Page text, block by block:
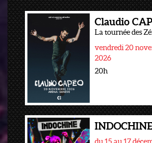
Claudio
La tournée des
vendredi 20
2026
20h
INDOCHINE
du 15 au 17